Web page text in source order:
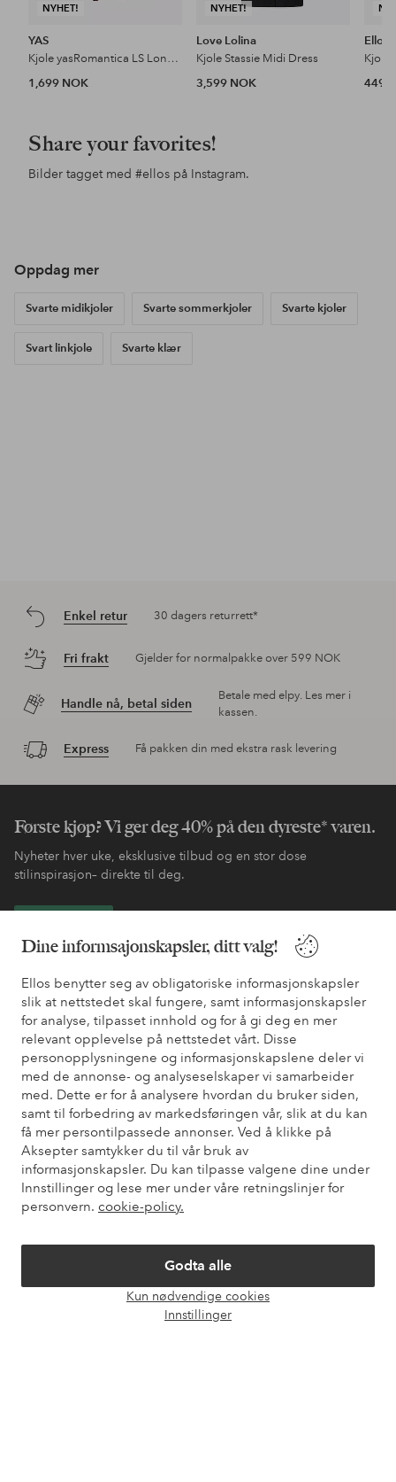
Dine informsajonskapsler, ditt valg!
Ellos benytter seg av obligatoriske informasjonskapsler
slik at nettstedet skal fungere, samt informasjonskapsler
for analyse, tilpasset innhold og for å gi deg en mer
relevant opplevelse på nettstedet vårt. Disse
personopplysningene og informasjonskapslene deler vi
med de annonse- og analyseselskaper vi samarbeider
med. Dette er for å analysere hvordan du bruker siden,
samt til forbedring av markedsføringen vår, slik at du kan
få mer persontilpassede annonser. Ved å klikke på
Aksepter samtykker du til vår bruk av
informasjonskapsler. Du kan tilpasse valgene dine under
Innstillinger og lese mer under våre retningslinjer for
personvern. cookie-policy.
Godta alle
Kun nødvendige cookies
Innstillinger
NYHET!
YAS
Kjole yasRomantica LS Long Dress - Show
1,699 NOK
NYHET!
Love Lolina
Kjole Stassie Midi Dress
3,599 NOK
Ellos
Kjole
449
Share your favorites!
Bilder tagget med #ellos på Instagram.
Oppdag mer
Svarte midikjoler Svarte sommerkjoler Svarte kjoler
Svart linkjole Svarte klær
Enkel retur 30 dagers returrett*
Fri frakt Gjelder for normalpakke over 599 NOK
Handle nå, betal siden
Betale med elpy. Les mer i
kassen.
Express Få pakken din med ekstra rask levering
Første kjøp? Vi ger deg 40% på den dyreste* varen.
Nyheter hver uke, eksklusive tilbud og en stor dose
stilinspirasjon– direkte til deg.
Trenger du hjelp?
Du finner svar på de vanligste spørsmålene i vår FAQ. Du finner
også informasjon om hvordan du kan kontakte oss.
Kundeservice Bestilling Betalingsmåte
Mine sider
Om Ellos